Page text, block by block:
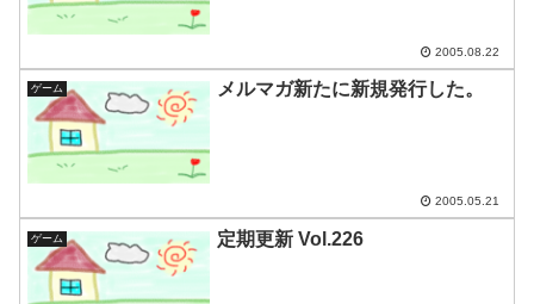
2005.08.22
ゲーム メルマガ新たに新規発行した。
2005.05.21
ゲーム 定期更新 Vol.226